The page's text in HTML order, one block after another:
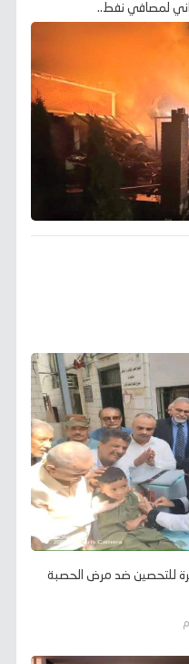
لمصافي نفط..
للتحصين ضد مرض الحصبة